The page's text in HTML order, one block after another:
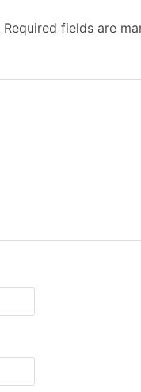
Required fields are